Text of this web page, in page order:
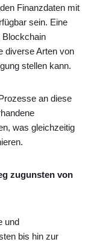
Finanzdaten mit
sein. Eine
Blockchain
diverse Arten von
stellen kann.
an diese
was gleichzeitig
zugunsten von
und
bis hin zur